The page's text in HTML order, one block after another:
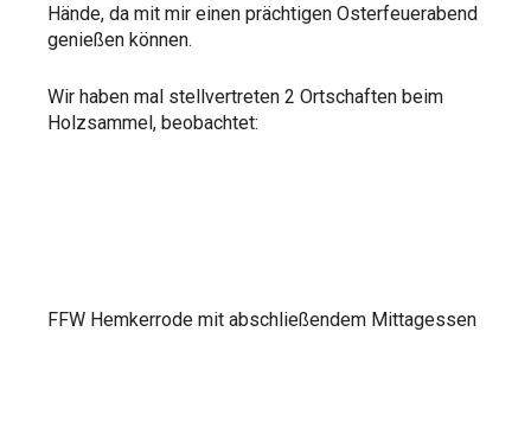
Hände, da mit mir einen prächtigen Osterfeuerabend
genießen können.
Wir haben mal stellvertreten 2 Ortschaften beim
Holzsammel, beobachtet:
FFW Hemkerrode mit abschließendem Mittagessen